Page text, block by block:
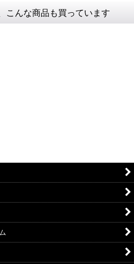
こんな商品も買っています